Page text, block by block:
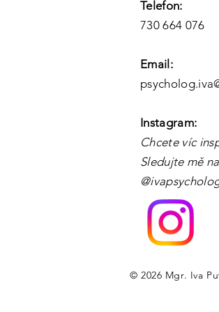
Telefon:
730 664 076
Email:
Instagram:
Chcete víc
Sledujte mě
© 2026 Mgr. Iva